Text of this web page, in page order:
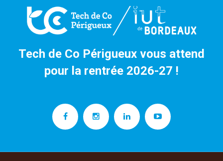
Tech de Co Périgueux vous attend
pour la rentrée 2026-27 !